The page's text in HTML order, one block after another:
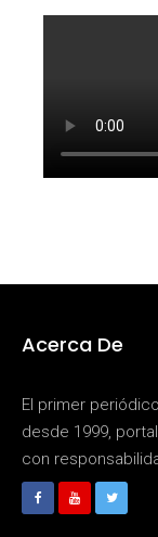
Acerca De
El primer
desde 1999,
con